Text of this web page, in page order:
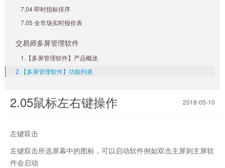
7.04 即时指标排序
7.05 全市场实时报价表
交易师多屏管理软件
1.【多屏管理软件】产品概述
2.【多屏管理软件】功能列表
2.05鼠标左右键操作 2018-05-10
左键双击
左键双击所选屏幕中的图标，可以启动软件例如双击主屏则主屏软
件会启动